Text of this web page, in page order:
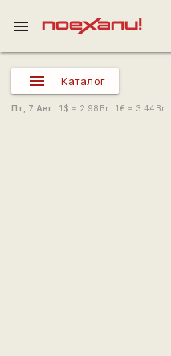
menu
Каталог
Пт, 7 Авг 1 $ = 2.98 Br 1€ = 3.44 Br